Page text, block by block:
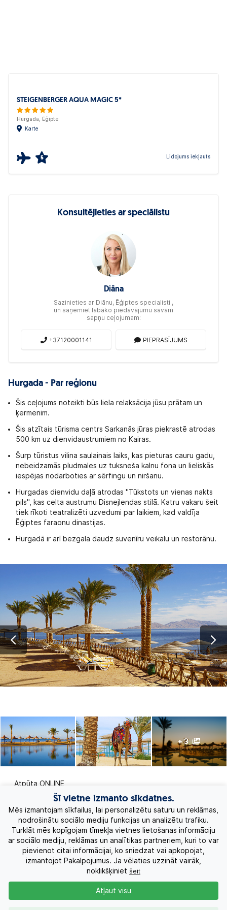
STEIGENBERGER AQUA MAGIC 5*
Hurgada, Ēģipte
Karte
5 Lidojums iekļauts
Konsultējieties ar speciālistu
Diāna
Sazinieties ar Diānu, Ēģiptes specialisti ,
un saņemiet labāko piedāvājumu savam
sapņu ceļojumam:
+37120001141 PIEPRASĪJUMS
Hurgada - Par reģionu
Šis ceļojums noteikti būs liela relaksācija jūsu prātam un
ķermenim.
Šis atzītais tūrisma centrs Sarkanās jūras piekrastē atrodas
500 km uz dienvidaustrumiem no Kairas.
Šurp tūristus vilina saulainais laiks, kas pieturas cauru gadu,
nebeidzamās pludmales uz tuksneša kalnu fona un lieliskās
iespējas nodarboties ar sērfingu un niršanu.
Hurgadas dienvidu daļā atrodas "Tūkstots un vienas nakts
pils", kas celta austrumu Disnejlendas stilā. Katru vakaru šeit
tiek rīkoti teatralizēti uzvedumi par laikiem, kad valdīja
Ēģiptes faraonu dinastijas.
Hurgadā ir arī bezgala daudz suvenīru veikalu un restorānu.
+ 3
Atpūta ONLINE
Ekskursiju ceļojumi
Eksotiskie ceļojumi
Labākie piedāvājumi
Kruīzi
Šī vietne izmanto sīkdatnes.
Mēs izmantojam sīkfailus, lai personalizētu saturu un reklāmas,
nodrošinātu sociālo mediju funkcijas un analizētu trafiku.
Turklāt mēs kopīgojam tīmekļa vietnes lietošanas informāciju
ar sociālo mediju, reklāmas un analītikas partneriem, kuri to var
pievienot citai informācijai, ko sniedzat vai apkopojat,
izmantojot Pakalpojumus. Ja vēlaties uzzināt vairāk,
noklikšķiniet šeit
Atļaut visu